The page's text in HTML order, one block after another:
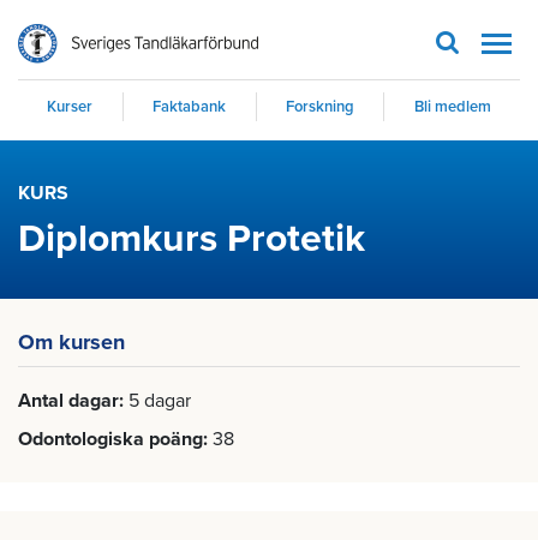
Kurser Faktabank Forskning Bli medlem
KURS
Diplomkurs Protetik
Om kursen
Antal dagar 5 dagar
Odontologiska poäng 38